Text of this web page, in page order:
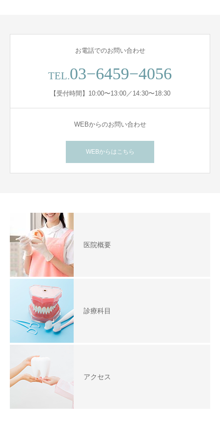
お電話でのお問い合わせ
TEL.03−6459−4056
【受付時間】10:00〜13:00／14:30〜18:30
WEBからのお問い合わせ
WEBからはこちら
医院概要
診療科目
アクセス